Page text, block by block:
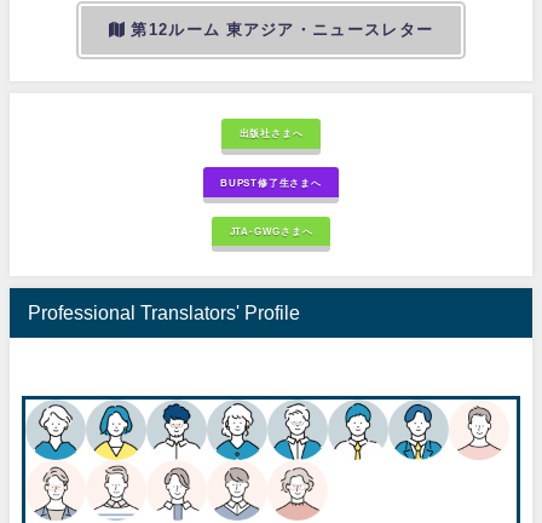
第12ルーム 東アジア・ニュースレター
出版社さまへ
BUPST修了生さまへ
JTA-GWGさまへ
Professional Translators' Profile